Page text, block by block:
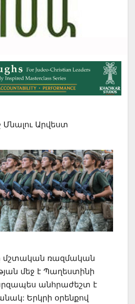
Մնալու Արվեստ
մշտական ռազմական
մեջ է Պաղեստինի
անհրաժեշտ է
Երկրի օրենքով